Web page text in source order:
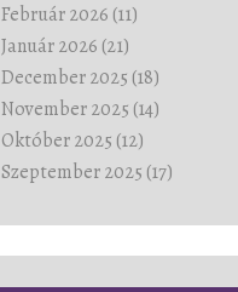
Február 2026 (11)
Január 2026 (21)
December 2025 (18)
November 2025 (14)
Október 2025 (12)
Szeptember 2025 (17)